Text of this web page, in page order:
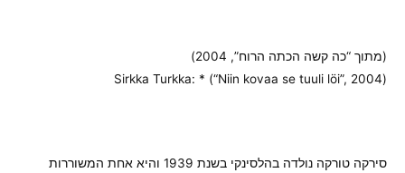
(מתוך “כה קשה הכתה הרוח”, 2004)
(Sirkka Turkka: * (“Niin kovaa se tuuli löi”, 2004
סירקה טורקה נולדה בהלסינקי בשנת 1939 והיא אחת המשוררות